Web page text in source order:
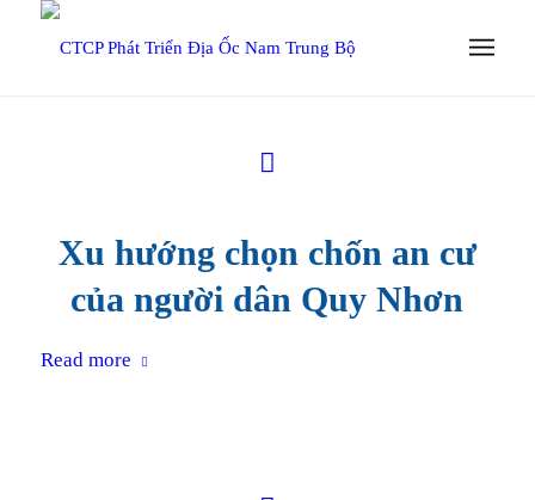
Xu hướng chọn chốn an cư
của người dân Quy Nhơn
Read more